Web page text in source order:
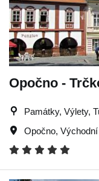
Opočno -
Památky, Výlety,
Opočno,